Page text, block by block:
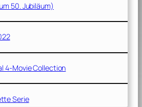
50. Jubiläum)
4-Movie Collection
Serie